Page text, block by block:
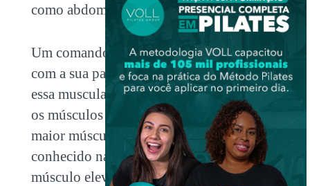
como abdominal, glútea ou adutora.
Um comando fácil que você pode usar
com a sua paciente para que ela perceba
essa musculatura é pedir para ela contrair
os músculos ao redor do ânus, pois o
maior músculo do assoalho pélvico é
conhecido na literatura médica como
músculo elevador do ânus.